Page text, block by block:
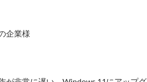
企業様